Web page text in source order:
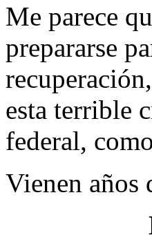
Me parece
prepararse
esta terrible
federal,
Vienen